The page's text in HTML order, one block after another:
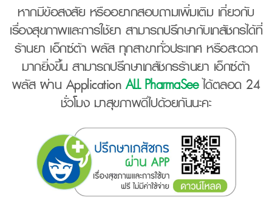
หากมีข้อสงสัย หรืออยากสอบถามเพิ่มเติม เกี่ยวกับ
เรื่องสุขภาพและการใช้ยา สามารถปรึกษากับเภสัชกรได้ที่
ร้านยา เอ็กซ์ต้า พลัส ทุกสาขาทั่วประเทศ หรือสะดวก
มากยิ่งขึ้น สามารถปรึกษาเภสัชกรร้านยา เอ็กซ์ต้า
พลัส ผ่าน ApplicationALL PharmaSeeได้ตลอด 24
ชั่วโมง มาสุขภาพดีไปด้วยกันนะคะ